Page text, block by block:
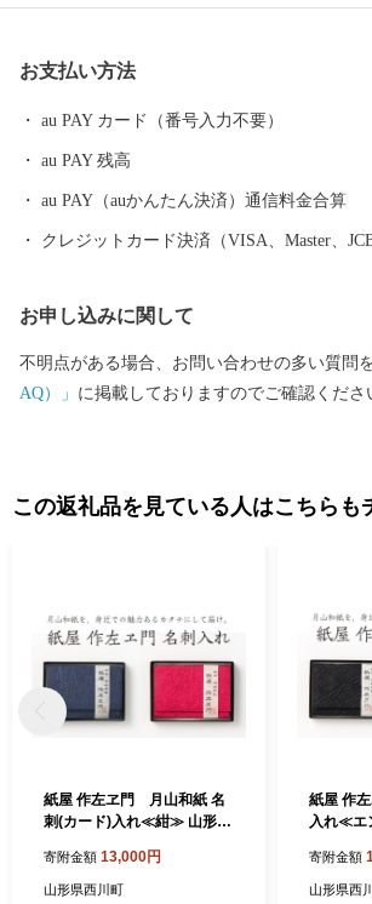
お支払い方法
au PAY カード（番号入力不要）
au PAY 残高
au PAY（auかんたん決済）通信料金合算
クレジットカード決済（VISA、Master、
お申し込みに関して
不明点がある場合、お問い合わせの多い質問
AQ）」 に掲載しておりますのでご確認くださ
この返礼品を見ている人はこちらも
紙屋 作左ヱ門 月山和紙 名
刺(カード)入れ≪紺≫ 山形県
寄附金額 13,000円
山形県西川町
紙屋 作
入れ≪エ
寄附金額
山形県西